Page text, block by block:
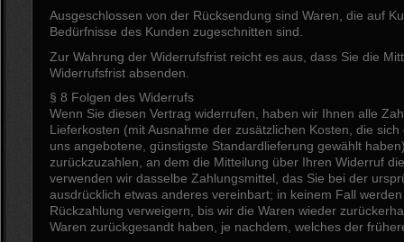
Ausgeschlossen von der Rücksendung sind Waren, die auf
Bedürfnisse des Kunden zugeschnitten sind.
Zur Wahrung der Widerrufsfrist reicht es aus, dass Sie die
Widerrufsfrist absenden.
§ 8 Folgen des Widerrufs
Wenn Sie diesen Vertrag widerrufen, haben wir Ihnen alle
Lieferkosten (mit Ausnahme der zusätzlichen Kosten, die
uns angebotene, günstigste Standardlieferung gewählt
zurückzuzahlen, an dem die Mitteilung über Ihren Widerruf
verwenden wir dasselbe Zahlungsmittel, das Sie bei der
ausdrücklich etwas anderes vereinbart; in keinem Fall
Rückzahlung verweigern, bis wir die Waren wieder
Waren zurückgesandt haben, je nachdem, welches der